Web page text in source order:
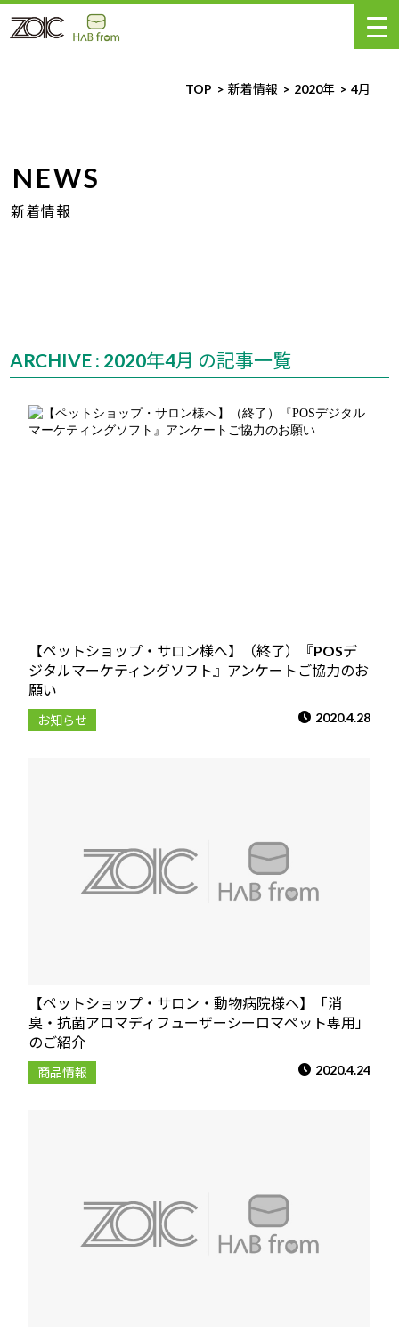
TOP 新着情報 2020年 4月
NEWS
新着情報
ARCHIVE : 2020年4月 の記事一覧
【ペットショップ・サロン様へ】（終了）『POSデ
ジタルマーケティングソフト』アンケートご協力のお
願い
お知らせ 2020.4.28
【ペットショップ・サロン・動物病院様へ】「消
臭・抗菌アロマディフューザーシーロマペット専用」
のご紹介
商品情報 2020.4.24